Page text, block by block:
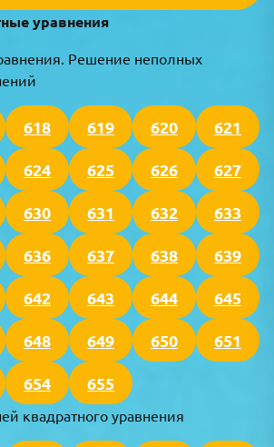
уравнения
Решение неполных
618 619 620 621
624 625 626 627
630 631 632 633
636 637 638 639
642 643 644 645
648 649 650 651
654 655
квадратного уравнения